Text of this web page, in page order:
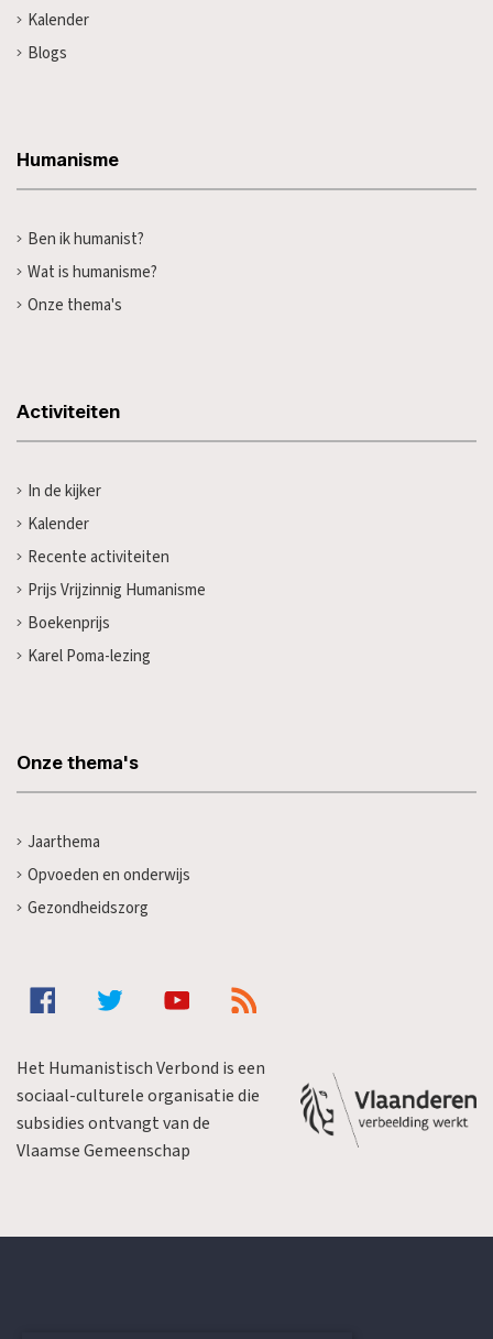
Kalender
Blogs
Humanisme
Ben ik humanist?
Wat is humanisme?
Onze thema's
Activiteiten
In de kijker
Kalender
Recente activiteiten
Prijs Vrijzinnig Humanisme
Boekenprijs
Karel Poma-lezing
Onze thema's
Jaarthema
Opvoeden en onderwijs
Gezondheidszorg
Het Humanistisch Verbond is een
sociaal-culturele organisatie die
subsidies ontvangt van de
Vlaamse Gemeenschap